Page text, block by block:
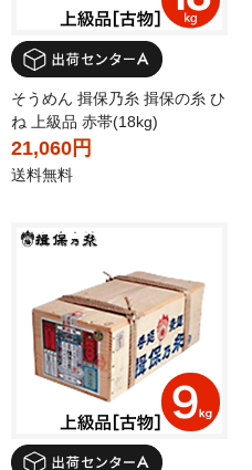
そうめん 揖保乃糸 揖保の糸 ひ
ね 上級品 赤帯(18kg)
21,060円
送料無料